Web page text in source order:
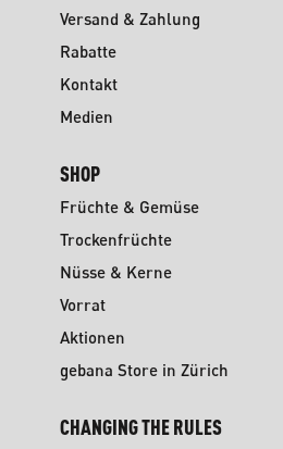
Versand & Zahlung
Rabatte
Kontakt
Medien
SHOP
Früchte & Gemüse
Trockenfrüchte
Nüsse & Kerne
Vorrat
Aktionen
gebana Store in Zürich
CHANGING THE RULES